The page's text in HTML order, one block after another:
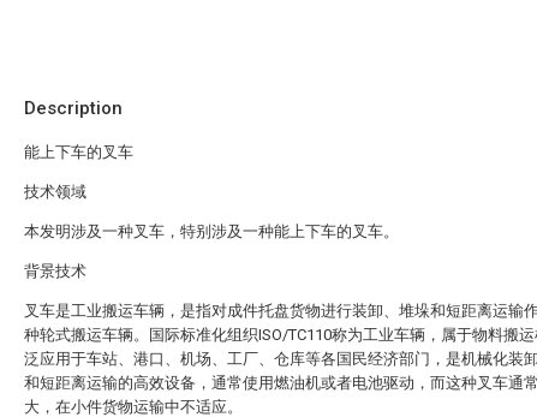
Description
能上下车的叉车
技术领域
本发明涉及一种叉车，特别涉及一种能上下车的叉车。
背景技术
叉车是工业搬运车辆，是指对成件托盘货物进行装卸、堆垛和短距离运输
种轮式搬运车辆。国际标准化组织ISO/TC110称为工业车辆，属于物料搬
泛应用于车站、港口、机场、工厂、仓库等各国民经济部门，是机械化装
和短距离运输的高效设备，通常使用燃油机或者电池驱动，而这种叉车通
大，在小件货物运输中不适应。